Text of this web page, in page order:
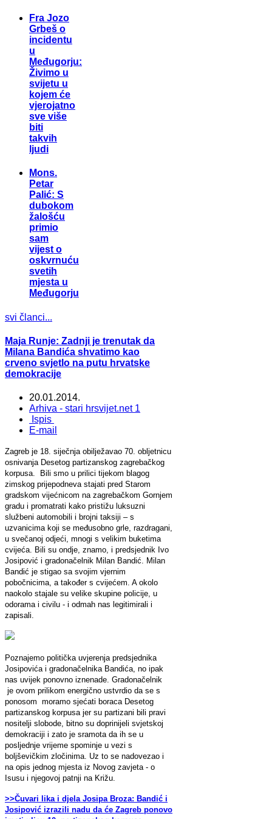
Fra Jozo
Grbeš o
incidentu
u
Međugorju:
Živimo u
svijetu u
kojem će
vjerojatno
sve više
biti
takvih
ljudi
Mons.
Petar
Palić: S
dubokom
žalošću
primio
sam
vijest o
oskvrnuću
svetih
mjesta u
Međugorju
svi članci...
Maja Runje: Zadnji je trenutak da
Milana Bandića shvatimo kao
crveno svjetlo na putu hrvatske
demokracije
20.01.2014.
Arhiva - stari hrsvijet.net 1
Ispis
E-mail
Zagreb je 18. siječnja obilježavao 70. obljetnicu
osnivanja Desetog partizanskog zagrebačkog
korpusa. Bili smo u prilici tijekom blagog
zimskog prijepodneva stajati pred Starom
gradskom vijećnicom na zagrebačkom Gornjem
gradu i promatrati kako pristižu luksuzni
službeni automobili i brojni taksiji – s
uzvanicima koji se međusobno grle, razdragani,
u svečanoj odjeći, mnogi s velikim buketima
cvijeća. Bili su ondje, znamo, i predsjednik Ivo
Josipović i gradonačelnik Milan Bandić. Milan
Bandić je stigao sa svojim vjernim
pobočnicima, a također s cvijećem. A okolo
naokolo stajale su velike skupine policije, u
odorama i civilu - i odmah nas legitimirali i
zapisali.
Poznajemo politička uvjerenja predsjednika
Josipovića i gradonačelnika Bandića, no ipak
nas uvijek ponovno iznenade. Gradonačelnik
je ovom prilikom energično ustvrdio da se s
ponosom moramo sjećati boraca Desetog
partizanskog korpusa jer su partizani bili pravi
nositelji slobode, bitno su doprinijeli svjetskoj
demokraciji i zato je sramota da ih se u
posljednje vrijeme spominje u vezi s
boljševičkim zločinima. Uz to se nadovezao i
na opis jednog mjesta iz Novog zavjeta - o
Isusu i njegovoj patnji na Križu.
>>Čuvari lika i djela Josipa Broza: Bandić i
Josipović izrazili nadu da će Zagreb ponovo